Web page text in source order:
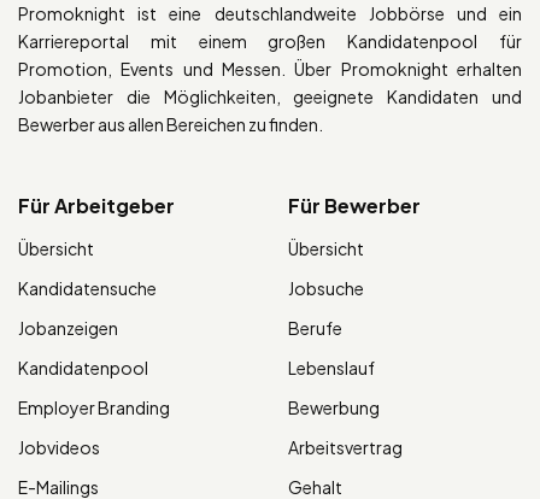
Promoknight ist eine deutschlandweite Jobbörse und ein
Karriereportal mit einem großen Kandidatenpool für
Promotion, Events und Messen. Über Promoknight erhalten
Jobanbieter die Möglichkeiten, geeignete Kandidaten und
Bewerber aus allen Bereichen zu finden.
Für Arbeitgeber
Übersicht
Kandidatensuche
Jobanzeigen
Kandidatenpool
Employer Branding
Jobvideos
E-Mailings
Für Bewerber
Übersicht
Jobsuche
Berufe
Lebenslauf
Bewerbung
Arbeitsvertrag
Gehalt